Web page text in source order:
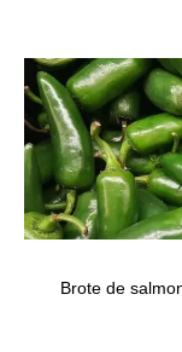
Brote de